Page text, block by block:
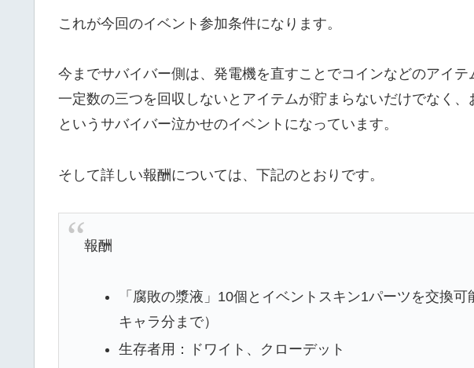
これが今回のイベント参加条件になります。
今までサバイバー側は、発電機を直すことでコインなどのアイテ
一定数の三つを回収しないとアイテムが貯まらないだけでなく
というサバイバー泣かせのイベントになっています。
そして詳しい報酬については、下記のとおりです。
報酬
「腐敗の漿液」10個とイベントスキン1パーツを交換
キャラ分まで）
生存者用：ドワイト、クローデット